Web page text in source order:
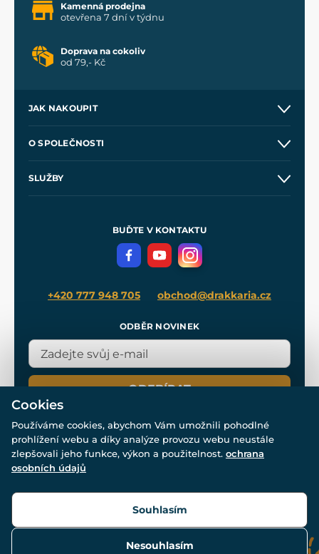
Kamenná prodejna
otevřena 7 dní v týdnu
Doprava na cokoliv
od 79,- Kč
JAK NAKOUPIT
Velkoobchod
O SPOLEČNOSTI
SLUŽBY
Meče pro Kingdom Come
BUĎTE V KONTAKTU
+420 777 948 705 obchod@drakkaria.cz
ODBĚR NOVINEK
ODEBÍRAT
© Všechna práva vyhrazena. www.drakkaria.cz 2007-2026.
Cookies
Používáme cookies, abychom Vám umožnili pohodlné
prohlížení webu a díky analýze provozu webu neustále
zlepšovali jeho funkce, výkon a použitelnost. ochrana
osobních údajů
Nesouhlasím
Souhlasím